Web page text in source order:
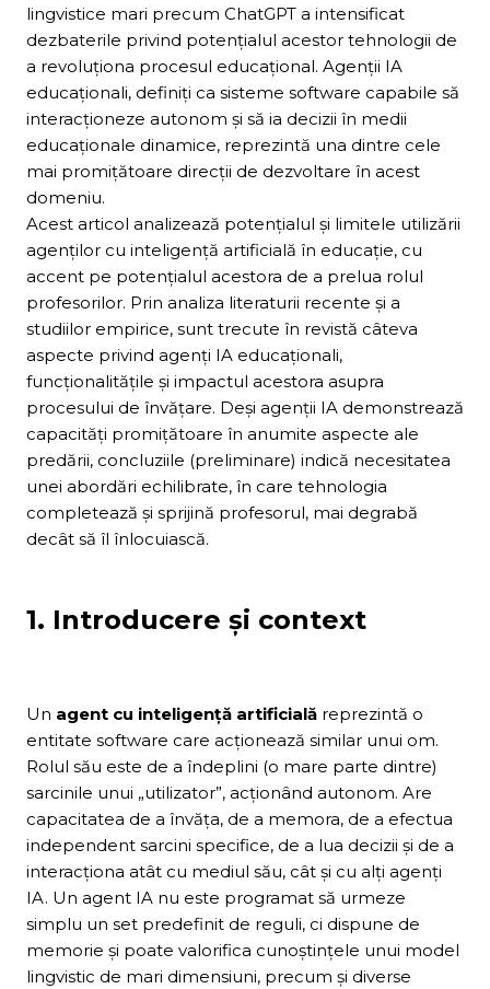
lingvistice mari precum ChatGPT a intensificat
dezbaterile privind potențialul acestor tehnologii de
a revoluționa procesul educațional. Agenții IA
educaționali, definiți ca sisteme software capabile să
interacționeze autonom și să ia decizii în medii
educaționale dinamice, reprezintă una dintre cele
mai promițătoare direcții de dezvoltare în acest
domeniu.
Acest articol analizează potențialul și limitele utilizării
agenților cu inteligență artificială în educație, cu
accent pe potențialul acestora de a prelua rolul
profesorilor. Prin analiza literaturii recente și a
studiilor empirice, sunt trecute în revistă câteva
aspecte privind agenți IA educaționali,
funcționalitățile și impactul acestora asupra
procesului de învățare. Deși agenții IA demonstrează
capacități promițătoare în anumite aspecte ale
predării, concluziile (preliminare) indică necesitatea
unei abordări echilibrate, în care tehnologia
completează și sprijină profesorul, mai degrabă
decât să îl înlocuiască.
1. Introducere și context
Un agent cu inteligență artificială reprezintă o
entitate software care acționează similar unui om.
Rolul său este de a îndeplini (o mare parte dintre)
sarcinile unui „utilizator”, acționând autonom. Are
capacitatea de a învăța, de a memora, de a efectua
independent sarcini specifice, de a lua decizii și de a
interacționa atât cu mediul său, cât și cu alți agenți
IA. Un agent IA nu este programat să urmeze
simplu un set predefinit de reguli, ci dispune de
memorie și poate valorifica cunoștințele unui model
lingvistic de mari dimensiuni, precum și diverse